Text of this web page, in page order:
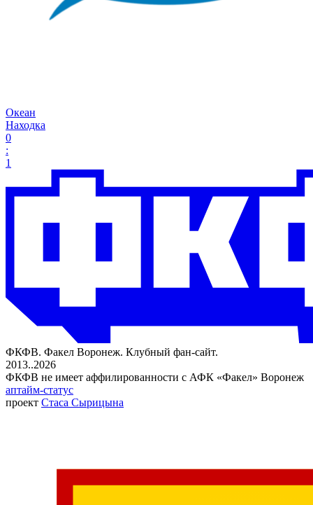
Океан
Находка
0
:
1
ФКФВ. Факел Воронеж. Клубный фан-сайт.
2013..2026
ФКФВ не имеет аффилированности с АФК «Факел» Воронеж
аптайм-статус
проект Стаса Сырицына